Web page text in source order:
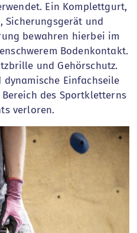
Ein Komplettgurt,
Sicherungsgerät und
bewahren hierbei im
Bodenkontakt.
und Gehörschutz.
Einfachseile
des Sportkletterns
verloren.